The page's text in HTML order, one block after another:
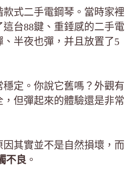
式二手電鋼琴。當時家裡
台88鍵、重錘感的二手電
半夜也彈，并且放置了5
定。你說它舊嗎？外觀有
但彈起來的體驗還是非常
其實並不是自然損壞，而
不良 。